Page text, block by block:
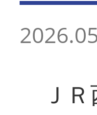
ＪＲ